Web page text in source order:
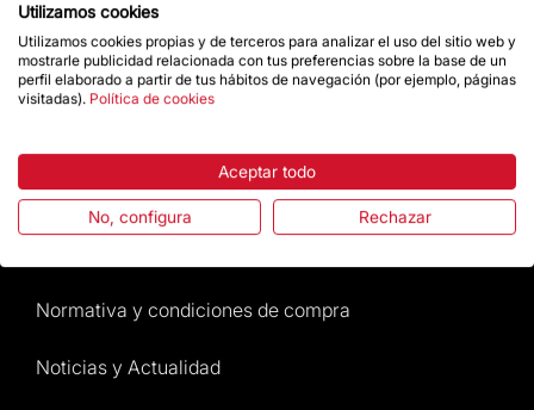
Destacados
Preguntas frecuentes
Normativa y condiciones de compra
Noticias y Actualidad
Utilizamos cookies
Utilizamos cookies propias y de terceros para analizar el uso del sitio web y
mostrarle publicidad relacionada con tus preferencias sobre la base de un
perfil elaborado a partir de tus hábitos de navegación (por ejemplo, páginas
visitadas). Política de cookies
Aceptar todo
No, configura Rechazar